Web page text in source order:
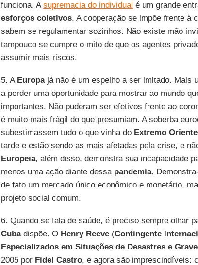
funciona. Asupremacia do individual é um grande
esforços coletivos. A cooperação se impõe frente à
sabem se regulamentar sozinhos. Não existe mão
tampouco se cumpre o mito de que os agentes
assumir mais riscos.
5. A Europajá não é um espelho a ser imitado. Mais
a perder uma oportunidade para mostrar ao mundo
importantes. Não puderam ser efetivos frente ao
é muito mais frágil do que presumiam. A soberba
subestimassem tudo o que vinha do Extremo Oriente
tarde e estão sendo as mais afetadas pela crise, e
Europeia, além disso, demonstra sua incapacidade
menos uma ação diante dessa pandemia.
de fato um mercado único econômico e monetário,
projeto social comum.
6. Quando se fala de saúde, é preciso sempre olhar
Cubadispõe. O Henry Reeve(Contingente
Especializados em Situações de Desastres e
2005 por Fidel Castro, e agora são imprescindíveis: